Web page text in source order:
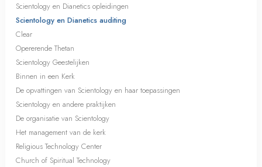
Scientology en Dianetics opleidingen
Scientology en Dianetics auditing
Clear
Opererende Thetan
Scientology Geestelijken
Binnen in een Kerk
De opvattingen van Scientology en haar toepassingen
Scientology en andere praktijken
De organisatie van Scientology
Het management van de kerk
Religious Technology Center
Church of Spiritual Technology